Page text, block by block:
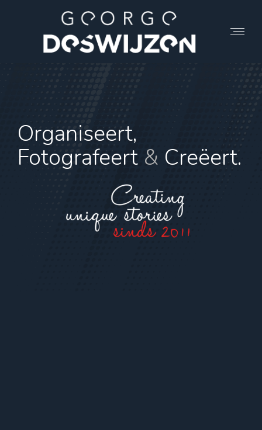
Organiseert,
Fotografeert & Creëert.